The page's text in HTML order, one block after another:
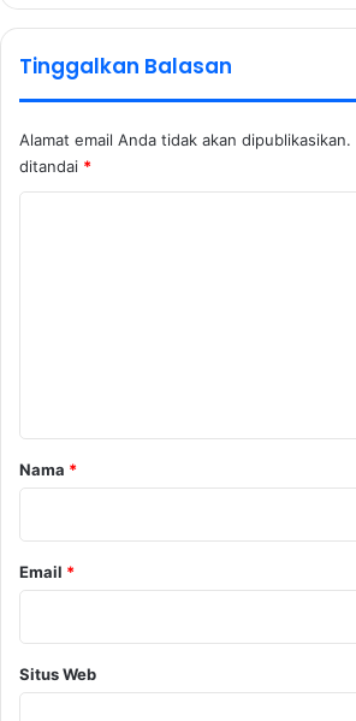
Tinggalkan Balasan
Alamat email Anda tidak akan dipublikasikan.
ditandai *
rNama *
Email *
Situs Web